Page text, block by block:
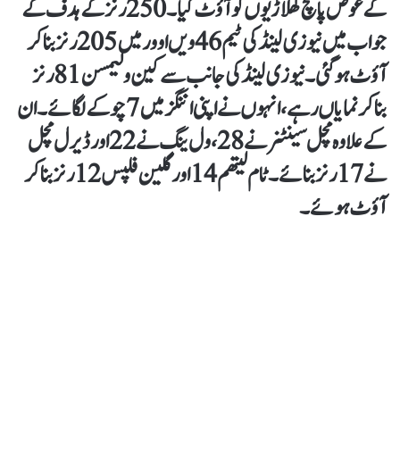
کے عوض پانچ کھلاڑیوں کو آؤٹ کیا۔250رنز کے ہدف کے
جواب میں نیوزی لینڈ کی ٹیم 46 ویں اوور میں205 رنز بنا کر
آؤٹ ہوگئی۔نیوزی لینڈ کی جانب سے کین ولیمسن 81 رنز
بناکر نمایاں رہے ، انہوں نے اپنی اننگز میں 7 چوکے لگائے۔ ان
کے علاوہ مچل سینٹنر نے28، ول ینگ نے 22 اور ڈیرل مچل
نے 17 رنز بنائے۔ٹام لیتھم 14 اور گلین فلپس 12 رنز بناکر
آؤٹ ہوئے۔